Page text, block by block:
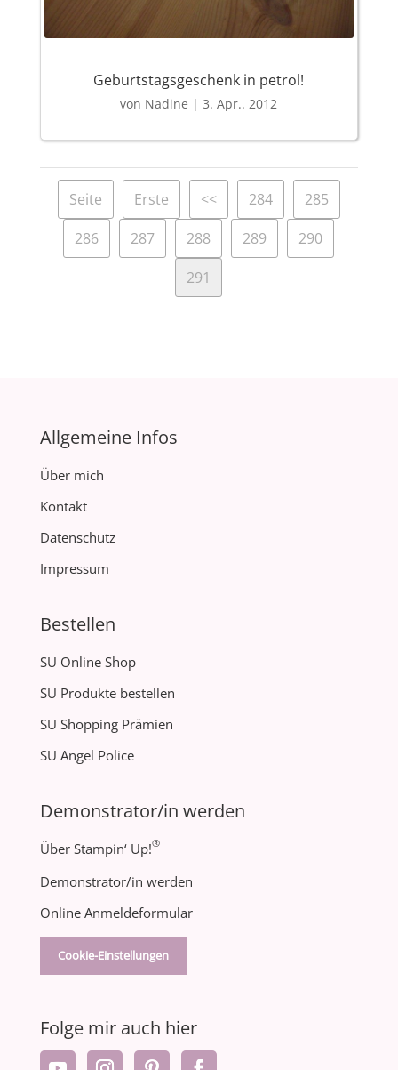
Geburtstagsgeschenk in petrol!
von Nadine |3. Apr.. 2012
Seite Erste << 284
285
286
287 288 289
290
291
Allgemeine Infos
Über mich
Kontakt
Datenschutz
Impressum
Bestellen
SU Online Shop
SU Produkte bestellen
SU Shopping Prämien
SU Angel Police
Demonstrator/in werden
Über Stampin‘ Up!®
Demonstrator/in werden
Online Anmeldeformular
Cookie-Einstellungen
Folge mir auch hier